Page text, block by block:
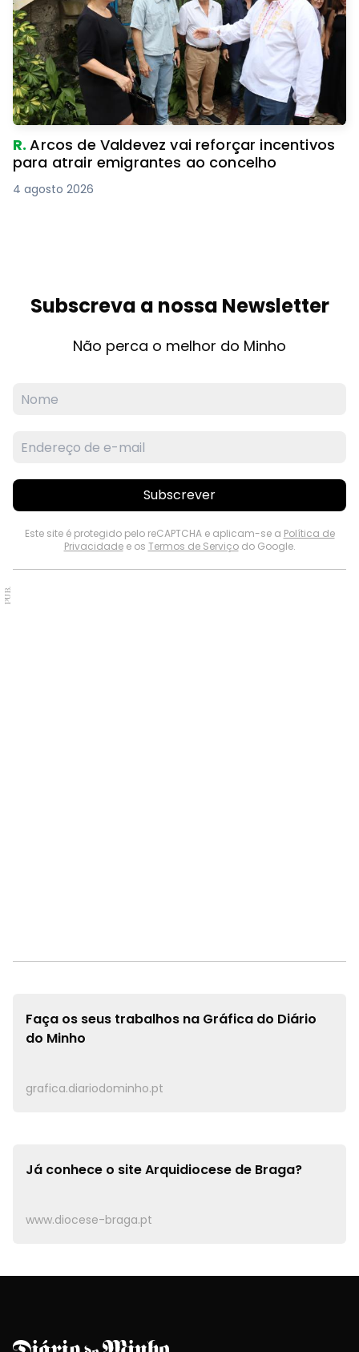
R.Arcos de Valdevez vai reforçar incentivos
para atrair emigrantes ao concelho
4 agosto 2026
Subscreva a nossa Newsletter
Não perca o melhor do Minho
Subscrever
Este site é protegido pelo reCAPTCHA e aplicam-se a Política de
Privacidadee os Termos de Serviçodo Google.
PUB.
Faça os seus trabalhos na Gráfica do Diário
do Minho
grafica.diariodominho.pt
Já conhece o siteArquidiocese de Braga?
www.diocese-braga.pt